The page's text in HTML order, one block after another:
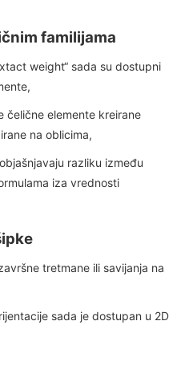
familijama
weight“ sada su dostupni
čelične elemente kreirane
na oblicima,
razliku između
iza vrednosti
tretmane ili savijanja na
sada je dostupan u 2D